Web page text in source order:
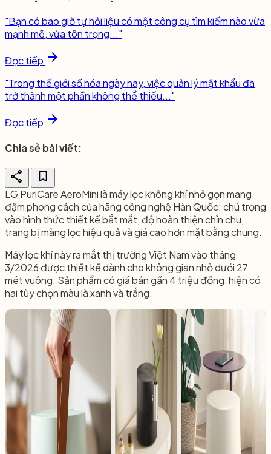
"Bạn có bao giờ tự hỏi liệu có một công cụ tìm kiếm nào vừa
mạnh mẽ, vừa tôn trọng..."
Đọc tiếp arrow_forward
"Trong thế giới số hóa ngày nay, việc quản lý mật khẩu đã
trở thành một phần không thể thiếu..."
Đọc tiếp arrow_forward
Chia sẻ bài viết:
share bookmark
LG PuriCare AeroMini là máy lọc không khí nhỏ gọn mang
đậm phong cách của hãng công nghệ Hàn Quốc: chú trọng
vào hình thức thiết kế bắt mắt, độ hoàn thiện chỉn chu,
trang bị màng lọc hiệu quả và giá cao hơn mặt bằng chung.
Máy lọc khí này ra mắt thị trường Việt Nam vào tháng
3/2026 được thiết kế dành cho không gian nhỏ dưới 27
mét vuông. Sản phẩm có giá bán gần 4 triệu đồng, hiện có
hai tùy chọn màu là xanh và trắng.